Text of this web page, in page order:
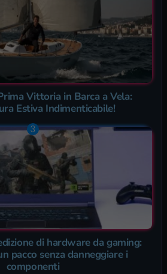
Vittoria in Barca a Vela:
Estiva Indimenticabile!
di hardware da gaming:
pacco senza danneggiare i
componenti